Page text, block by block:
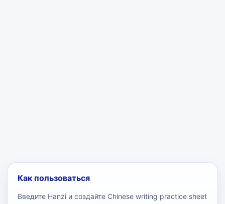
Как пользоваться
Введите Hanzi и создайте Chinese writing practice sheet